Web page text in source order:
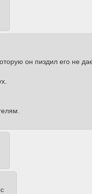
он пиздил его не